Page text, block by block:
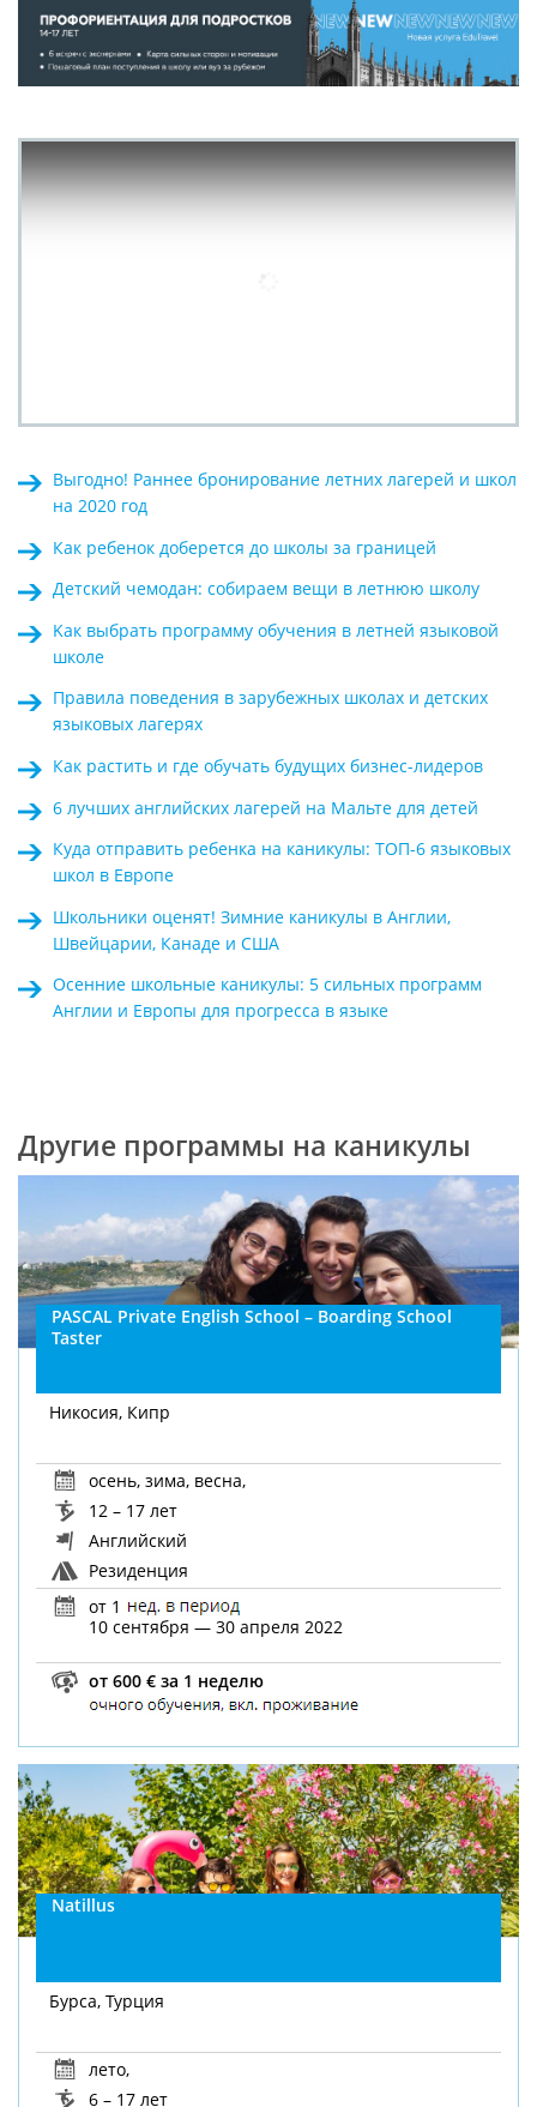
Выгодно! Раннее бронирование летних лагерей и школ
на 2020 год
Как ребенок доберется до школы за границей
Детский чемодан: собираем вещи в летнюю школу
Kак выбрать программу обучения в летней языковой
школе
Правила поведения в зарубежных школах и детских
языковых лагерях
Как растить и где обучать будущих бизнес-лидеров
6 лучших английских лагерей на Мальте для детей
Куда отправить ребенка на каникулы: ТОП-6 языковых
школ в Европе
Школьники оценят! Зимние каникулы в Англии,
Швейцарии, Канаде и США
Осенние школьные каникулы: 5 сильных программ
Англии и Европы для прогресса в языке
Другие программы на каникулы
PASCAL Private English School – Boarding School
Taster
Никосия, Кипр
осень,зима, весна,
12 – 17 лет
Английский
Резиденция
от 1
10 сентября — 30 апреля 2022
от 600 € за 1 неделю
Natillus
Бурса, Турция
лето,
6 – 17 лет